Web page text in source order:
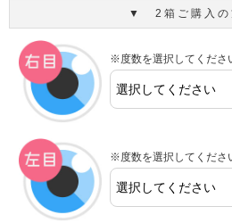
▼ 2箱ご購入
※度数を選択してくださ
※度数を選択してくださ